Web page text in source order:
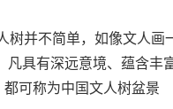
树并不简单，如像文人
凡具有深远意境、蕴含
可称为中国文人树盆景